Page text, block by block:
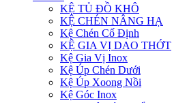
KỆ TỦ ĐỒ KHÔ
KỆ CHÉN NÂNG HẠ
Kệ Chén Cố Định
KỆ GIA VỊ DAO THỚT
Kệ Gia Vị Inox
Kệ Úp Chén Dưới
Kệ Úp Xoong Nồi
Kệ Góc Inox